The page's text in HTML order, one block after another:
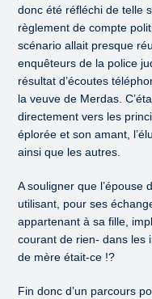
donc été réfléchi de telle
règlement de compte
scénario allait presque
enquêteurs de la police
résultat d’écoutes
la veuve de Merdas.
directement vers les
éplorée et son amant,
ainsi que les autres.
A souligner que l’épouse
utilisant, pour ses
appartenant à sa fille,
courant de rien- dans les
de mère était-ce !?
Fin donc d’un parcours